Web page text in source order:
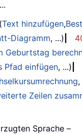
(Text hinzufügen,
Diagramm, ...)
Geburtstag
Pfad einfügen, ...)
Zeilen
Sprache –